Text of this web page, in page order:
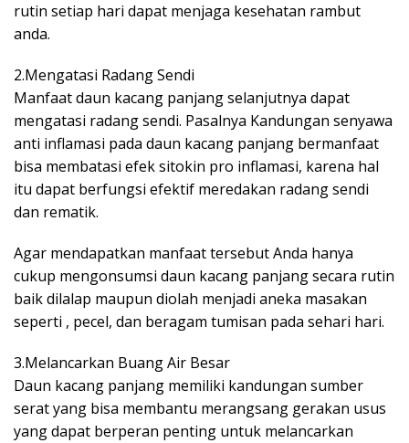
rutin setiap hari dapat menjaga kesehatan rambut
anda.
2.Mengatasi Radang Sendi
Manfaat daun kacang panjang selanjutnya dapat
mengatasi radang sendi. Pasalnya Kandungan senyawa
anti inflamasi pada daun kacang panjang bermanfaat
bisa membatasi efek sitokin pro inflamasi, karena hal
itu dapat berfungsi efektif meredakan radang sendi
dan rematik.
Agar mendapatkan manfaat tersebut Anda hanya
cukup mengonsumsi daun kacang panjang secara rutin
baik dilalap maupun diolah menjadi aneka masakan
seperti , pecel, dan beragam tumisan pada sehari hari.
3.Melancarkan Buang Air Besar
Daun kacang panjang memiliki kandungan sumber
serat yang bisa membantu merangsang gerakan usus
yang dapat berperan penting untuk melancarkan